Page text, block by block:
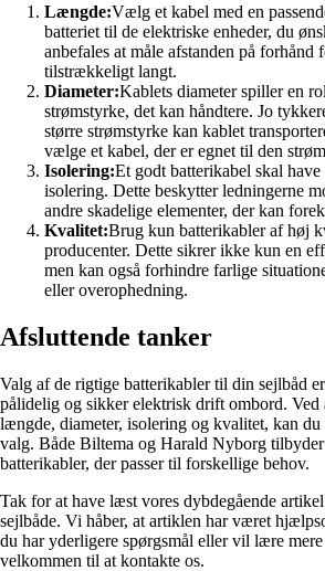
Længde:Vælg et kabel med en
batteriet til de elektriske enheder, du
anbefales at måle afstanden på forhånd
tilstrækkeligt langt.
Diameter:Kablets diameter spiller en
strømstyrke, det kan håndtere. Jo
større strømstyrke kan kablet
vælge et kabel, der er egnet til den
Isolering:Et godt batterikabel skal
isolering. Dette beskytter ledningerne
andre skadelige elementer, der kan
Kvalitet:Brug kun batterikabler af høj
producenter. Dette sikrer ikke kun en
men kan også forhindre farlige
eller overophedning.
Afsluttende tanker
Valg af de rigtige batterikabler til din sejlbåd
pålidelig og sikker elektrisk drift ombord. Ved
længde, diameter, isolering og kvalitet, kan
valg. Både Biltema og Harald Nyborg
batterikabler, der passer til forskellige behov.
Tak for at have læst vores dybdegående
sejlbåde. Vi håber, at artiklen har været
du har yderligere spørgsmål eller vil lære
velkommen til at kontakte os.